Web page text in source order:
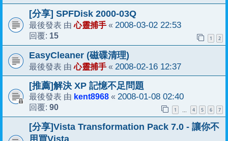
[分享] SPFDisk 2000-03Q
最後發表 由心靈捕手 « 2008-03-02 22:53
回覆: 15 1 2
EasyCleaner (磁碟清理)
最後發表 由心靈捕手 « 2008-02-16 12:37
[推薦]解決 XP 記憶不足問題
最後發表 由 kent8968 « 2008-01-08 02:40
回覆: 90 1 … 4 5 6 7
[分享]Vista Transformation Pack 7.0 - 讓你不